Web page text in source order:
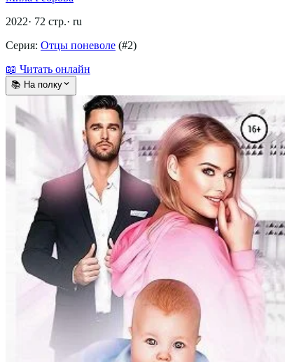
2022· 72 стр.· ru
Серия: Отцы поневоле (#2)
📖 Читать онлайн
📚 На полку